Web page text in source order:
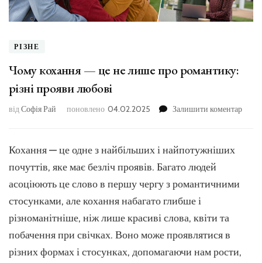
РІЗНЕ
Чому кохання — це не лише про романтику:
різні прояви любові
відСофія Рай поновлено 04.02.2025 Залишити коментардо
Кохання — це одне з найбільших і найпотужніших
почуттів, яке має безліч проявів. Багато людей
асоціюють це слово в першу чергу з романтичними
стосунками, але кохання набагато глибше і
різноманітніше, ніж лише красиві слова, квіти та
побачення при свічках. Воно може проявлятися в
різних формах і стосунках, допомагаючи нам рости,